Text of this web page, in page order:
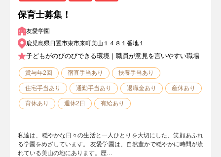
保育士募集！
友愛学園
鹿児島県日置市東市来町美山１４８１番地１
子どもがのびのびできる環境｜職員が意見を言いやすい職場
賞与年2回 宿直手当あり 扶養手当あり
住宅手当あり 通勤手当あり 退職金あり 産休あり
育休あり 週休2日 有給あり
私達は、穏やかな日々の生活と一人ひとりを大切にした、笑顔あふれ
る学園をめざしています。 友愛学園は、自然豊かで穏やかに時間が流
れている美山の地にあります。歴…